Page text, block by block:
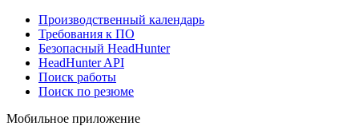
Производственный календарь
Требования к ПО
Безопасный HeadHunter
HeadHunter API
Поиск работы
Поиск по резюме
Мобильное приложение